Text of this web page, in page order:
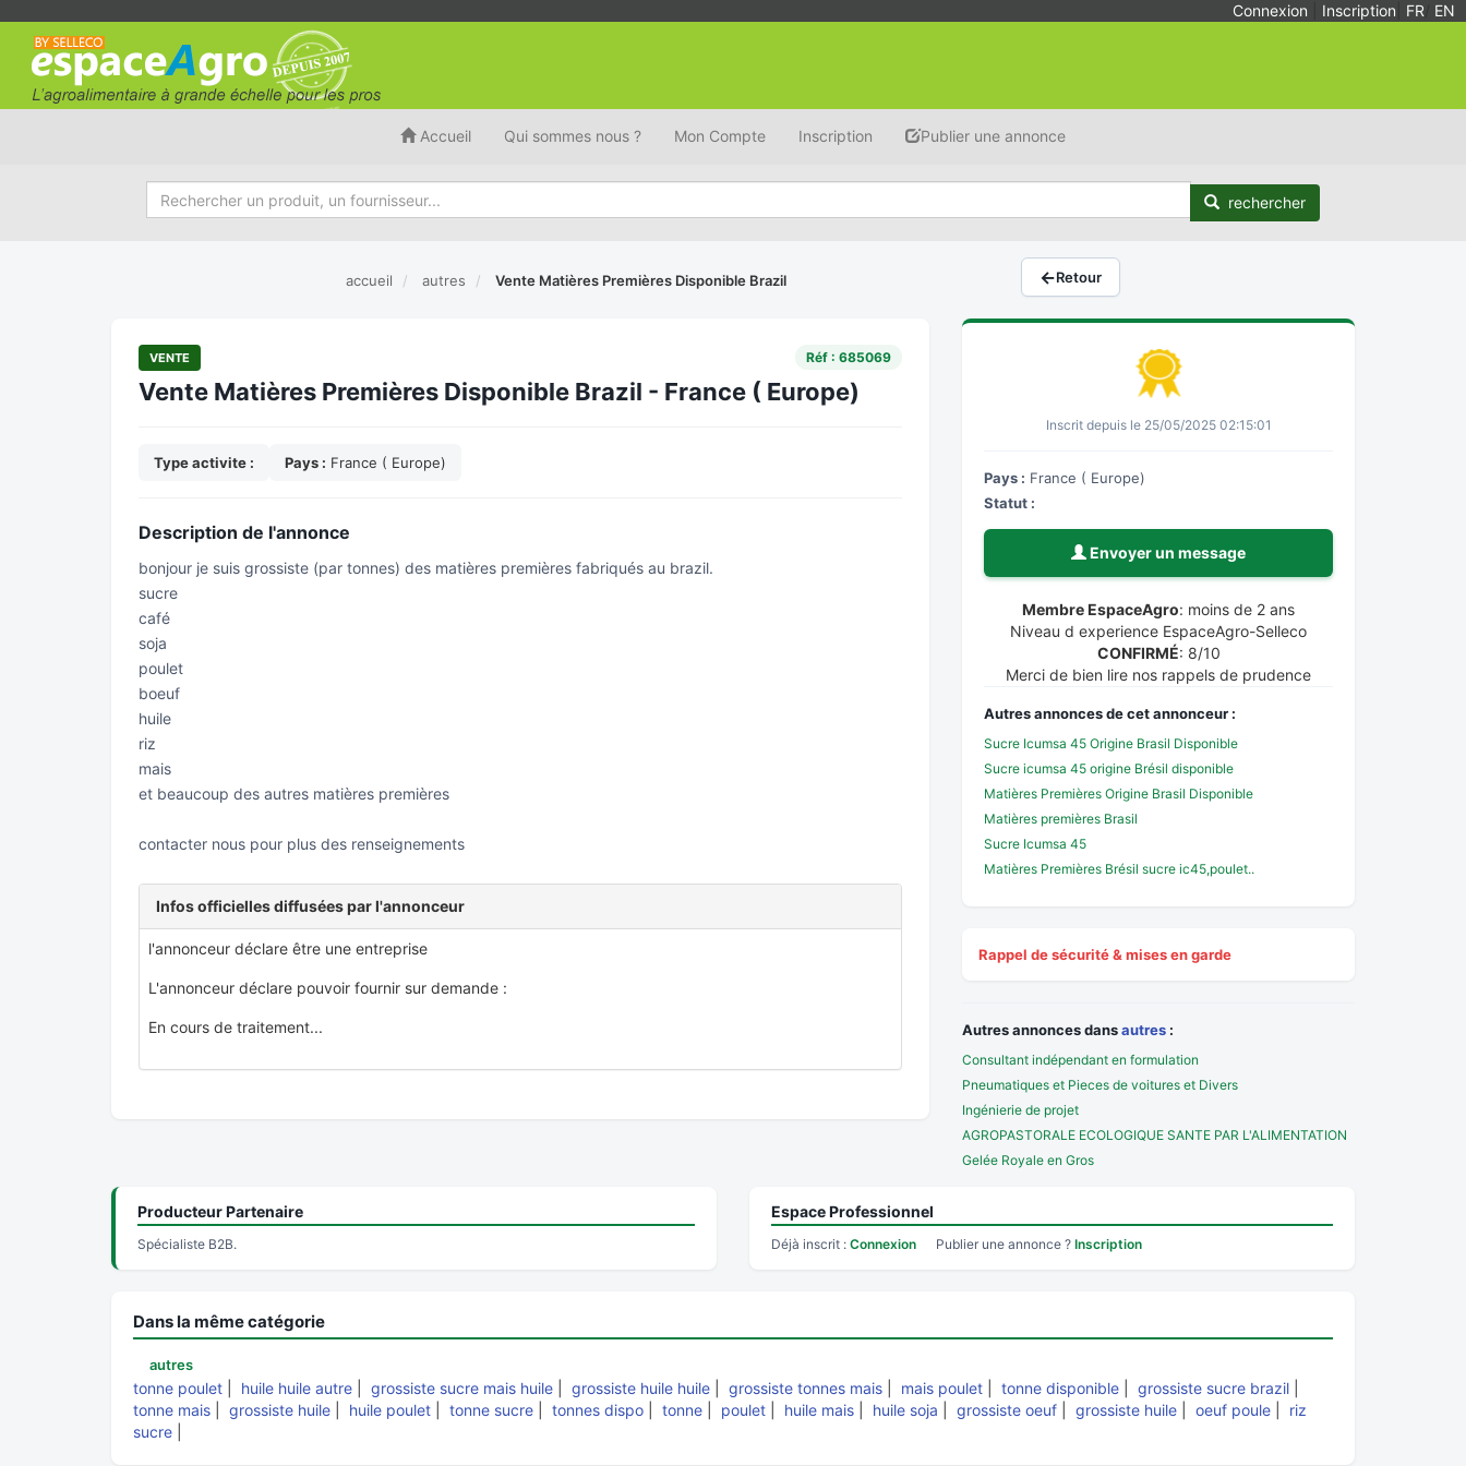
Connexion Inscription FR EN
Accueil Qui sommes nous ? Mon Compte Inscription Publier une annonce
rechercher
accueil autres Vente Matières Premières Disponible Brazil ←Retour
VENTE Réf : 685069
Vente Matières Premières Disponible Brazil - France ( Europe)
Type activite : Pays : France ( Europe)
Description de l'annonce
bonjour je suis grossiste (par tonnes) des matières premières fabriqués au brazil.
sucre
café
soja
poulet
boeuf
huile
riz
mais
et beaucoup des autres matières premières
contacter nous pour plus des renseignements
Infos officielles diffusées par l'annonceur
l'annonceur déclare être une entreprise
L'annonceur déclare pouvoir fournir sur demande :
En cours de traitement...
Inscrit depuis le 25/05/2025 02:15:01
Pays : France ( Europe)
Statut :
Envoyer un message
Membre EspaceAgro: moins de 2 ans
Niveau d experience EspaceAgro-Selleco
CONFIRMÉ: 8/10
Merci de bien lire nos rappels de prudence
Autres annonces de cet annonceur :
Sucre Icumsa 45 Origine Brasil Disponible
Sucre icumsa 45 origine Brésil disponible
Matières Premières Origine Brasil Disponible
Matières premières Brasil
Sucre Icumsa 45
Matières Premières Brésil sucre ic45,poulet..
Rappel de sécurité & mises en garde
Autres annonces dansautres :
Consultant indépendant en formulation
Pneumatiques et Pieces de voitures et Divers
Ingénierie de projet
AGROPASTORALE ECOLOGIQUE SANTE PAR L'ALIMENTATION
Gelée Royale en Gros
Producteur Partenaire
Spécialiste B2B.
Espace Professionnel
Déjà inscrit : Connexion Publier une annonce ? Inscription
Dans la même catégorie
autres
tonne poulet huile huile autre grossiste sucre mais huile grossiste huile huile grossiste tonnes mais mais poulet tonne disponible grossiste sucre brazil
tonne mais
grossiste huile huile poulet tonne sucre tonnes dispo tonne poulet huile mais huile soja grossiste oeuf grossiste huile oeuf poule
riz
sucre